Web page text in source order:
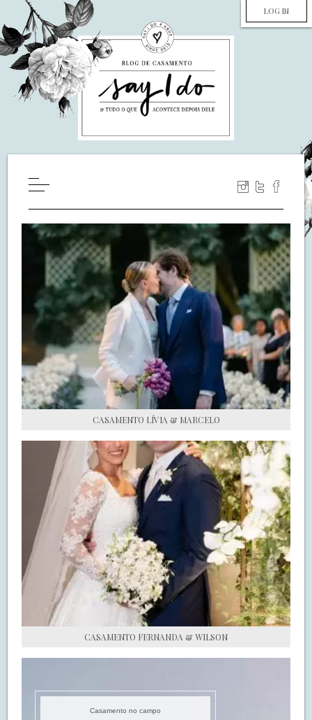
LOG IN
WILL YOU MARRY ME?
LUA DE MEL
COZINHA
DECORAÇÃO
DE NOIVA PRA NOIVA
S.O.S CASADAS
FALE COM O SAY I DO
CASAMENTO LÍVIA & MARCELO
CASAMENTO FERNANDA & WILSON
Casamento no campo